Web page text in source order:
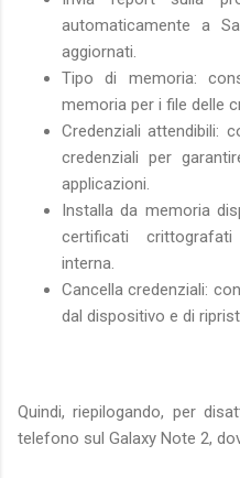
automaticamente a
aggiornati.
Tipo di memoria:
memoria per i file delle
Credenziali attendibili:
credenziali per
applicazioni.
Installa da memoria
certificati
interna.
Cancella credenziali:
dal dispositivo e di
Quindi, riepilogando, per
telefono sul Galaxy Note 2,